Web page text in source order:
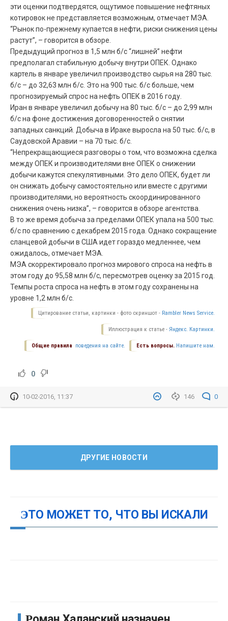
эти оценки подтвердятся, ощутимое повышение нефтяных
котировок не представляется возможным, отмечает МЭА
“Рынок по-прежнему купается в нефти, риски снижения цены
растут”, – говорится в обзоре.
Предыдущий прогноз в 1,5 млн б/с “лишней” нефти
предполагал стабильную добычу внутри ОПЕК . Однако
картель в январе увеличил производство сырья на 280 тыс.
б/с – до 32,63 млн б/с. Это на 900 тыс. б/с больше, чем
прогнозируемый спрос на нефть ОПЕК в 2016 году.
Иран в январе увеличил добычу на 80 тыс. б/с – до 2,99 млн
б/с на фоне достижения договоренностей о снятии
западных санкций. Добыча в Ираке выросла на 50 тыс. б/с, в
Саудовской Аравии – на 70 тыс. б/с.
“Непрекращающиеся разговоры о том, что возможна сделка
междуОПЕК и производителями вне ОПЕК о снижении
добычи кажутся спекулятивными. Это дело ОПЕК, будет ли
он снижать добычу самостоятельно или вместе с другими
производителями, но вероятность скоординированного
снижения очень низка”, – говорится в обзоре агентства.
В то же время добыча за пределами ОПЕК упала на 500 тыс.
б/с по сравнению с декабрем 2015 года. Однако сокращение
сланцевой добычи в США идет гораздо медленнее, чем
ожидалось, отмечает МЭА
МЭА скорректировало прогноз мирового спроса на нефть в
этом году до 95,58 млн б/с, пересмотрев оценку за 2015 год.
Темпы роста спроса на нефть в этом году сохранены на
уровне 1,2 млн б/с.
Цитирование статьи, картинки - фото скриншот - Rambler News Service.
Иллюстрация к статье - Яндекс. Картинки.
Есть вопросы. Напишите нам.
Общие правила поведения на сайте.
0
146 0
10-02-2016, 11:37
ДРУГИЕ НОВОСТИ
ЭТО МОЖЕТ ТО, ЧТО ВЫ ИСКАЛИ